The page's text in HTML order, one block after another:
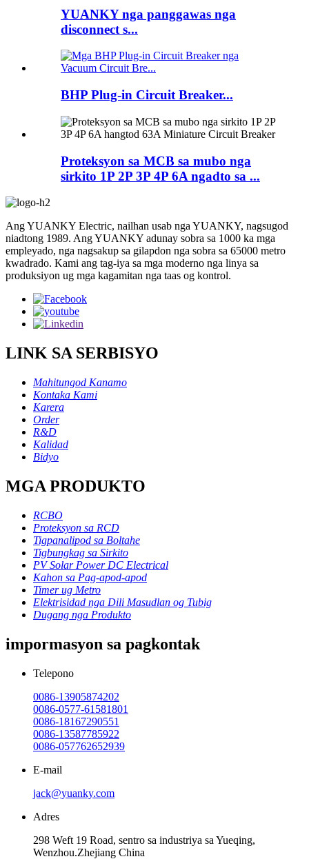
YUANKY nga panggawas nga
disconnect s...
BHP Plug-in Circuit Breaker...
Proteksyon sa MCB sa mubo nga
sirkito 1P 2P 3P 4P 6A ngadto sa ...
Ang YUANKY Electric, nailhan usab nga YUANKY, nagsugod
niadtong 1989. Ang YUANKY adunay sobra sa 1000 ka mga
empleyado, nga nagsakup sa gilapdon nga sobra sa 65000 metro
kwadrado. Kami ang tag-iya sa mga moderno nga linya sa
produksiyon ug mga kagamitan nga taas og kontrol.
LINK SA SERBISYO
Mahitungod Kanamo
Kontaka Kami
Karera
Order
R&D
Kalidad
Bidyo
MGA PRODUKTO
RCBO
Proteksyon sa RCD
Tigpanalipod sa Boltahe
Tigbungkag sa Sirkito
PV Solar Power DC Electrical
Kahon sa Pag-apod-apod
Timer ug Metro
Elektrisidad nga Dili Masudlan og Tubig
Dugang nga Produkto
impormasyon sa pagkontak
Telepono
0086-13905874202
0086-0577-61581801
0086-18167290551
0086-13587785922
0086-057762652939
E-mail
jack@yuanky.com
Adres
298 Weft 19 Road, sentro sa industriya sa Yueqing,
Wenzhou.Zhejiang China